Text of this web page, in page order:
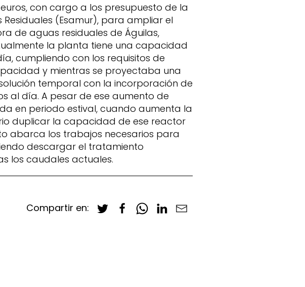
con cargo a los presupuesto de la
(Esamur), para ampliar el
de aguas residuales de Águilas,
la planta tiene una capacidad
cumpliendo con los requisitos de
y mientras se proyectaba una
temporal con la incorporación de
al día. A pesar de ese aumento de
en periodo estival, cuando aumenta la
duplicar la capacidad de ese reactor
abarca los trabajos necesarios para
descargar el tratamiento
los caudales actuales.
Compartir en: